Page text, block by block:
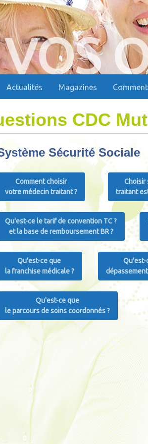
VOS
Actualités Magazines
CDC
Sécurité Sociale
Comment choisir
votre médecin traitant ?
Choisir
traitant
Qu'est-ce le tarif de convention TC ?
et la base de remboursement BR ?
Qu'est-ce que
la franchise médicale ?
Qu'est-
Qu'est-ce que
le parcours de soins coordonnés ?
Système Complémentaire